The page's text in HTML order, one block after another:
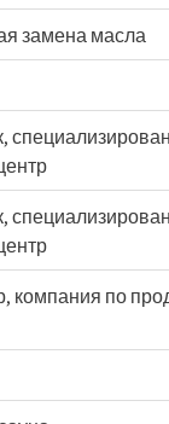
замена масла
компания по